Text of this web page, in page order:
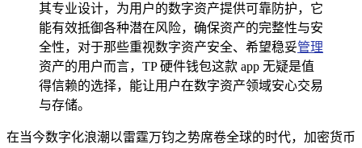
其专业设计，为用户的数字资产提供可靠防护，它
能有效抵御各种潜在风险，确保资产的完整性与安
全性，对于那些重视数字资产安全、希望稳妥管理
资产的用户而言，TP 硬件钱包这款 app 无疑是值
得信赖的选择，能让用户在数字资产领域安心交易
与存储。
在当今数字化浪潮以雷霆万钧之势席卷全球的时代，加密货币